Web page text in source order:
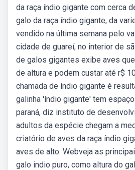
da raça índio gigante com cerca
galo da raça índio gigante, da
vendido na última semana pelo
cidade de guareí, no interior de
de galos gigantes exibe aves
de altura e podem custar até r$
chamada de índio gigante é
galinha 'índio gigante' tem
paraná, diz instituto de
adultos da espécie chegam a
criatório de aves da raça índio
aves de alto. Webveja as
galo indio puro, como altura do